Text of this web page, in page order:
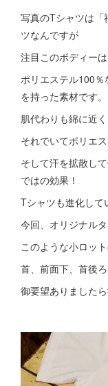
写真のTシャツは「
ツなんですが
注目このボディー
ポリエステル100
を持った素材です。
肌代わりも綿に近く
それでいてポリエ
そして汗を拡散し
ではの効果！
Tシャツも進化して
今回、オリジナル
このような小ロッ
首、前面下、首後
御要望ありましたら